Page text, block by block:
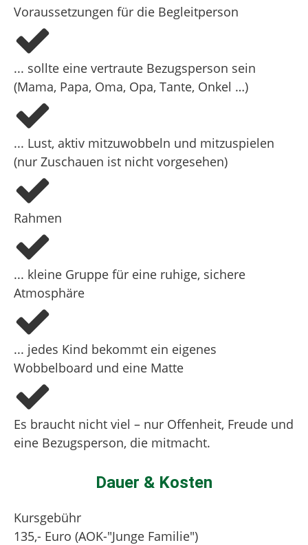
Wobbelturnen:Freude, Nähe und Bewegung –
für kleine und große Entdecker!
Voraussetzungen für die Begleitperson
... sollte eine vertraute Bezugsperson sein
(Mama, Papa, Oma, Opa, Tante, Onkel …)
... Lust, aktiv mitzuwobbeln und mitzuspielen
(nur Zuschauen ist nicht vorgesehen)
Rahmen
... kleine Gruppe für eine ruhige, sichere
Atmosphäre
... jedes Kind bekommt ein eigenes
Wobbelboard und eine Matte
Es braucht nicht viel – nur Offenheit, Freude und
eine Bezugsperson, die mitmacht.
Dauer & Kosten
Kursgebühr
135,- Euro (AOK-"Junge Familie")